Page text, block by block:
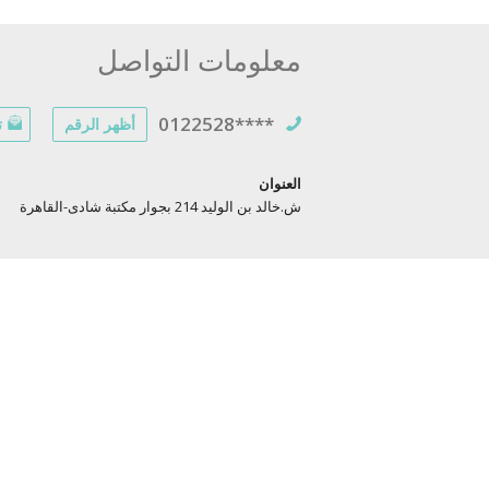
معلومات التواصل
0122528**** أظهر الرقم
العنوان
ش.خالد بن الوليد 214 بجوار مكتبة شادى-القاهرة